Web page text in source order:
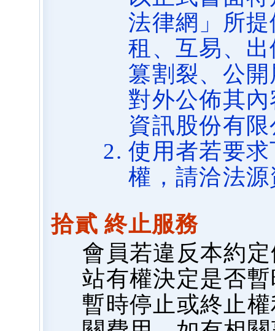
法律網」所
租、互易、
篡割裂、公
對外公佈其
資訊股份有
使用者若要
權，請洽法
拾貳 終止服務
會員若違反本約
站有權決定是否
暫時停止或終止